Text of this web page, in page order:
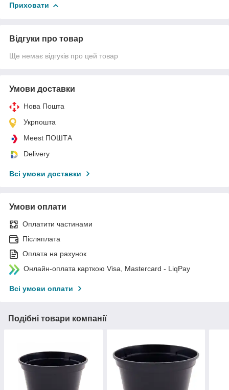
Приховати
Відгуки про товар
Ще немає відгуків про цей товар
Умови доставки
Нова Пошта
Укрпошта
Meest ПОШТА
Delivery
Всі умови доставки
Умови оплати
Оплатити частинами
Післяплата
Оплата на рахунок
Онлайн-оплата карткою Visa, Mastercard - LiqPay
Всі умови оплати
Подібні товари компанії